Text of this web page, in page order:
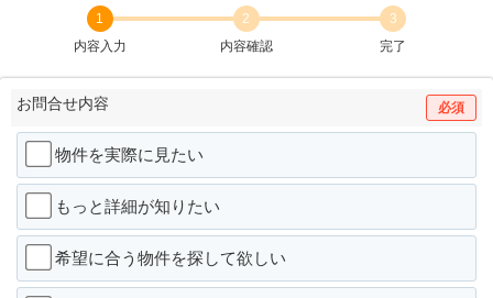
1
内容入力
2
内容確認
3
完了
お問合せ内容 必須
物件を実際に見たい
もっと詳細が知りたい
希望に合う物件を探して欲しい